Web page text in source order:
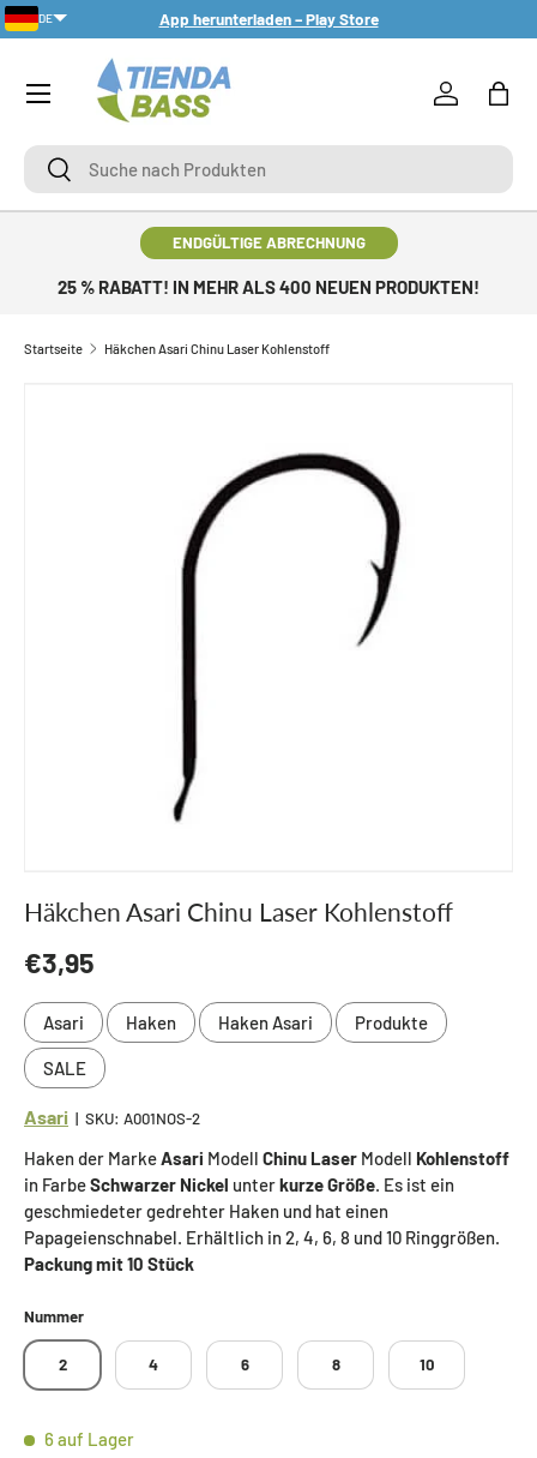
DIREKT ZUM INHALT
App herunterladen – Play Store
SucheSuche
Einloggen
ENDGÜLTIGE ABRECHNUNG
25 % RABATT! IN MEHR ALS 400 NEUEN PRODUKTEN!
Startseite Häkchen Asari Chinu Laser Kohlenstoff
Häkchen Asari Chinu Laser Kohlenstoff
Normaler Preis
€3,95
Asari Haken Haken Asari Produkte
SALE
Asari | SKU: A001NOS-2
Haken der MarkeAsari Modell Chinu Laser Modell Kohlenstoff
in FarbeSchwarzer Nickel unterkurze Größe. Es ist ein
geschmiedeter gedrehter Haken und hat einen
Papageienschnabel. Erhältlich in 2, 4, 6, 8 und 10 Ringgrößen.
Packung mit 10 Stück
Nummer
2 4 6 8 10
6 auf Lager
DE